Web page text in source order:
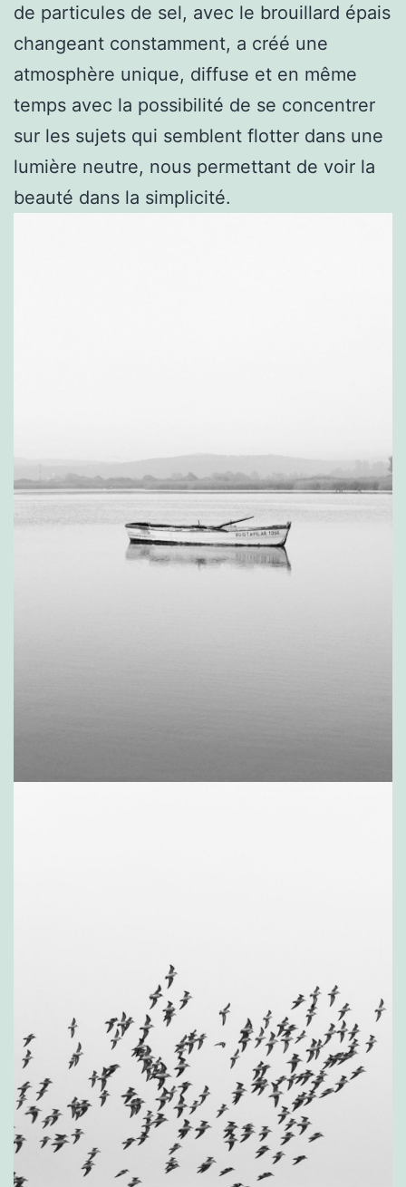
de particules de sel, avec le brouillard épais
changeant constamment, a créé une
atmosphère unique, diffuse et en même
temps avec la possibilité de se concentrer
sur les sujets qui semblent flotter dans une
lumière neutre, nous permettant de voir la
beauté dans la simplicité.